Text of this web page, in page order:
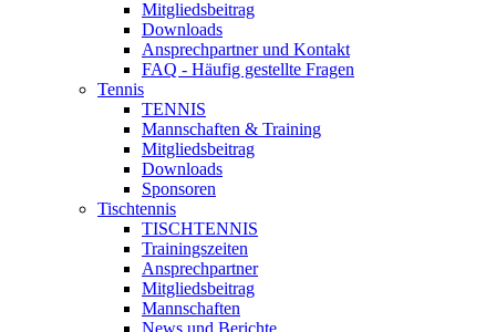
Mitgliedsbeitrag
Downloads
Ansprechpartner und Kontakt
FAQ - Häufig gestellte Fragen
Tennis
TENNIS
Mannschaften & Training
Mitgliedsbeitrag
Downloads
Sponsoren
Tischtennis
TISCHTENNIS
Trainingszeiten
Ansprechpartner
Mitgliedsbeitrag
Mannschaften
News und Berichte